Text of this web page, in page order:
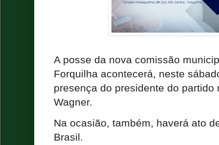
A posse da nova comissão
Forquilha acontecerá, neste
presença do presidente do partido
Wagner.
Na ocasião, também, haverá ato
Brasil.